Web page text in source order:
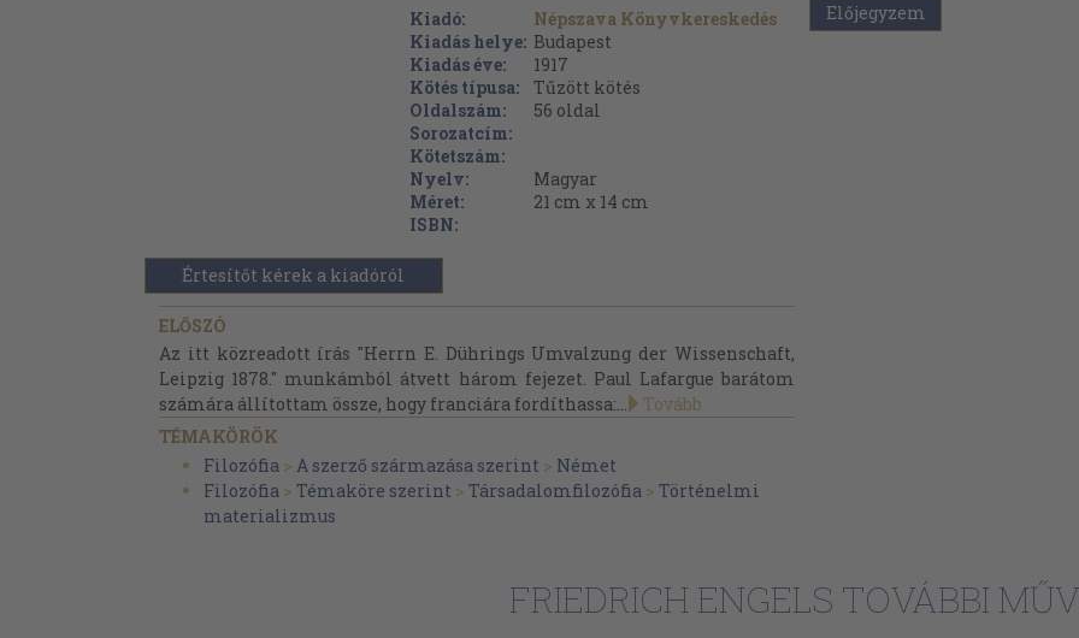
Kiadó:
Népszava Könyvkereskedés
Kiadás helye: Budapest
Kiadás éve:
1917
Kötés típusa:
Tűzött kötés
Oldalszám:
56 oldal
Sorozatcím:
Kötetszám:
Nyelv:
Magyar
Méret:
21 cm x 14 cm
ISBN:
Értesítőt kérek a kiadóról
ELŐSZÓ
Az itt közreadott írás "Herrn E. Dührings Umvalzung der Wissenschaft,
Leipzig 1878." munkámból átvett három fejezet. Paul Lafargue barátom
számára állítottam össze, hogy franciára fordíthassa:...
Tovább
TÉMAKÖRÖK
Filozófia > A szerző származása szerint > Német
Filozófia > Témaköre szerint > Társadalomfilozófia > Történelmi
materializmus
Előjegyzem
FRIEDRICH ENGELS TOVÁBBI